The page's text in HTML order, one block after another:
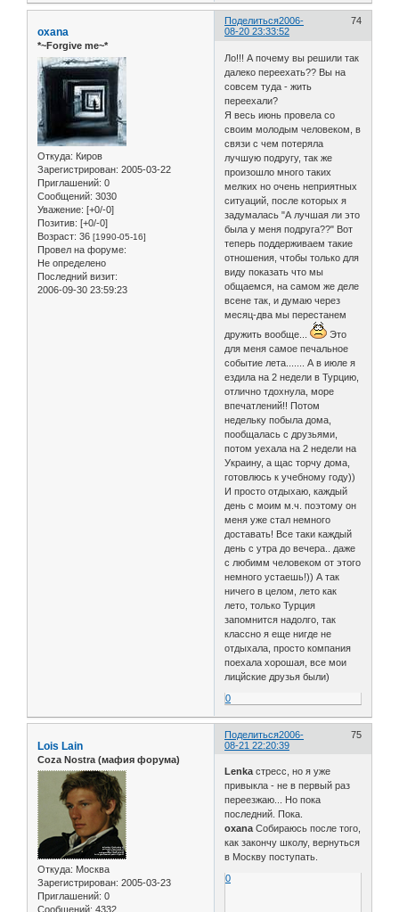
Поделиться 74
2006-
08-20 23:33:52
oxana
*~Forgive me~*
Откуда: Киров
Зарегистрирован: 2005-03-22
Приглашений: 0
Сообщений: 3030
Уважение: [+0/-0]
Позитив: [+0/-0]
Возраст: 36 [1990-05-16]
Провел на форуме:
Не определено
Последний визит:
2006-09-30 23:59:23
Ло!!! А почему вы решили так
далеко переехать?? Вы на
совсем туда - жить
переехали?
Я весь июнь провела со
своим молодым человеком, в
связи с чем потеряла
лучшую подругу, так же
произошло много таких
мелких но очень неприятных
ситуаций, после которых я
задумалась "А лучшая ли это
была у меня подруга??" Вот
теперь поддерживаем такие
отношения, чтобы только для
виду показать что мы
общаемся, на самом же деле
всене так, и думаю через
месяц-два мы перестанем
дружить вообще...
Это
для меня самое печальное
событие лета....... А в июле я
ездила на 2 недели в Турцию,
отлично тдохнула, море
впечатлений!! Потом
недельку побыла дома,
пообщалась с друзьями,
потом уехала на 2 недели на
Украину, а щас торчу дома,
готовлюсь к учебному году))
И просто отдыхаю, каждый
день с моим м.ч. поэтому он
меня уже стал немного
доставать! Все таки каждый
день с утра до вечера.. даже
с любимм человеком от этого
немного устаешь!)) А так
ничего в целом, лето как
лето, только Турция
запомнится надолго, так
классно я еще нигде не
отдыхала, просто компания
поехала хорошая, все мои
лицйские друзья были)
0
Поделиться 75
2006-
08-21 22:20:39
Lois Lain
Coza Nostra (мафия форума)
Откуда: Москва
Зарегистрирован: 2005-03-23
Приглашений: 0
Сообщений: 4332
Lenka стресс, но я уже
привыкла - не в первый раз
переезжаю... Но пока
последний. Пока.
oxana Собираюсь после того,
как закончу школу, вернуться
в Москву поступать.
0